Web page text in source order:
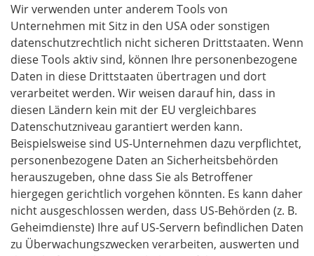
Wir verwenden unter anderem Tools von
Unternehmen mit Sitz in den USA oder sonstigen
datenschutzrechtlich nicht sicheren Drittstaaten. Wenn
diese Tools aktiv sind, können Ihre personenbezogene
Daten in diese Drittstaaten übertragen und dort
verarbeitet werden. Wir weisen darauf hin, dass in
diesen Ländern kein mit der EU vergleichbares
Datenschutzniveau garantiert werden kann.
Beispielsweise sind US-Unternehmen dazu verpflichtet,
personenbezogene Daten an Sicherheitsbehörden
herauszugeben, ohne dass Sie als Betroffener
hiergegen gerichtlich vorgehen könnten. Es kann daher
nicht ausgeschlossen werden, dass US-Behörden (z. B.
Geheimdienste) Ihre auf US-Servern befindlichen Daten
zu Überwachungszwecken verarbeiten, auswerten und